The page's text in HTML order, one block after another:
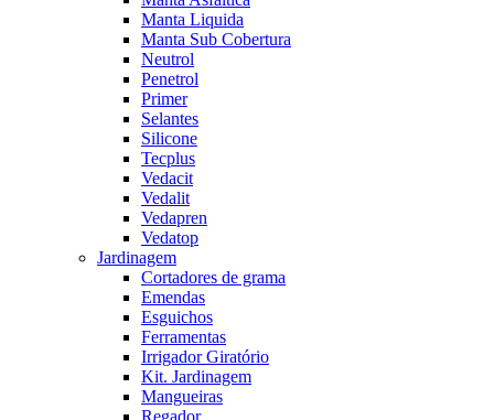
Manta Liquida
Manta Sub Cobertura
Neutrol
Penetrol
Primer
Selantes
Silicone
Tecplus
Vedacit
Vedalit
Vedapren
Vedatop
Jardinagem
Cortadores de grama
Emendas
Esguichos
Ferramentas
Irrigador Giratório
Kit. Jardinagem
Mangueiras
Regador